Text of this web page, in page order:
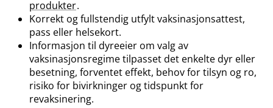
produkter.
Korrekt og fullstendig utfylt vaksinasjonsattest,
pass eller helsekort.
Informasjon til dyreeier om valg av
vaksinasjonsregime tilpasset det enkelte dyr eller
besetning, forventet effekt, behov for tilsyn og ro,
risiko for bivirkninger og tidspunkt for
revaksinering.